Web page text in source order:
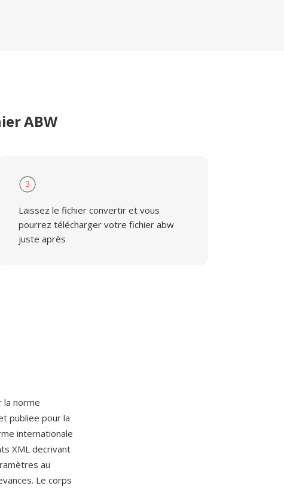
ABW
3
Laissez le fichier convertir et vous
pourrez télécharger votre fichier abw
juste après
norme
publiee pour la
internationale
XML decrivant
au
Le corps